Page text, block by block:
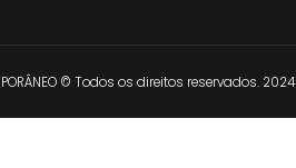
© Todos os direitos reservados. 2024